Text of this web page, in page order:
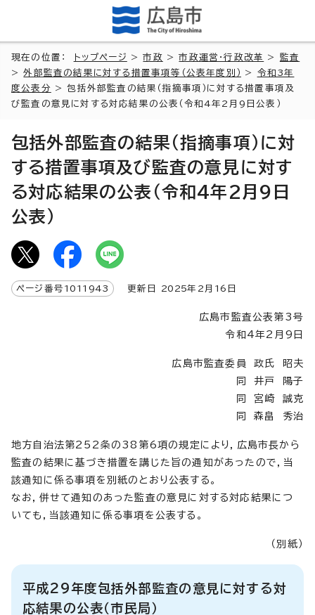
現在の位置： トップページ >市政 >市政運営・行政改革 > 監査
>外部監査の結果に対する措置事項等（公表年度別） > 令和3年
度公表分 > 包括外部監査の結果（指摘事項）に対する措置事項及
び監査の意見に対する対応結果の公表（令和4年2月9日公表）
包括外部監査の結果（指摘事項）に対
する措置事項及び監査の意見に対す
る対応結果の公表（令和4年2月9日
公表）
ページ番号 1011943 更新日 2025年2月 16 日
広島市監査公表第3号
令和4年2月9日
広島市監査委員 政氏 昭夫
同 井戸 陽子
同 宮崎 誠克
同 森畠 秀治
地方自治法第252条の38第6項の規定により，広島市長から
監査の結果に基づき措置を講じた旨の通知があったので，当
該通知に係る事項を別紙のとおり公表する。
なお，併せて通知のあった監査の意見に対する対応結果につ
いても，当該通知に係る事項を公表する。
（別紙）
平成29年度包括外部監査の意見に対する対
応結果の公表（市民局）